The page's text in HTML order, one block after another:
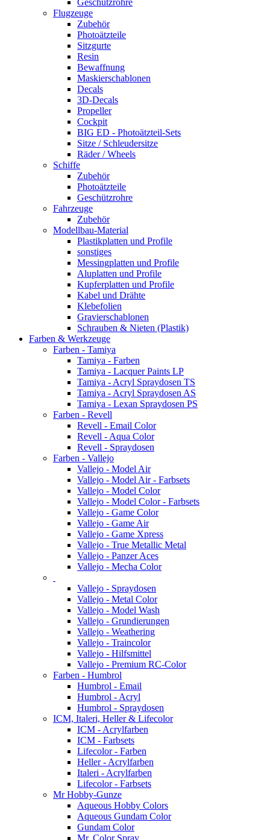
Geschützrohre
Flugzeuge
Zubehör
Photoätzteile
Sitzgurte
Resin
Bewaffnung
Maskierschablonen
Decals
3D-Decals
Propeller
Cockpit
BIG ED - Photoätzteil-Sets
Sitze / Schleudersitze
Räder / Wheels
Schiffe
Zubehör
Photoätzteile
Geschützrohre
Fahrzeuge
Zubehör
Modellbau-Material
Plastikplatten und Profile
sonstiges
Messingplatten und Profile
Aluplatten und Profile
Kupferplatten und Profile
Kabel und Drähte
Klebefolien
Gravierschablonen
Schrauben & Nieten (Plastik)
Farben & Werkzeuge
Farben - Tamiya
Tamiya - Farben
Tamiya - Lacquer Paints LP
Tamiya - Acryl Spraydosen TS
Tamiya - Acryl Spraydosen AS
Tamiya - Lexan Spraydosen PS
Farben - Revell
Revell - Email Color
Revell - Aqua Color
Revell - Spraydosen
Farben - Vallejo
Vallejo - Model Air
Vallejo - Model Air - Farbsets
Vallejo - Model Color
Vallejo - Model Color - Farbsets
Vallejo - Game Color
Vallejo - Game Air
Vallejo - Game Xpress
Vallejo - True Metallic Metal
Vallejo - Panzer Aces
Vallejo - Mecha Color
Vallejo - Spraydosen
Vallejo - Metal Color
Vallejo - Model Wash
Vallejo - Grundierungen
Vallejo - Weathering
Vallejo - Traincolor
Vallejo - Hilfsmittel
Vallejo - Premium RC-Color
Farben - Humbrol
Humbrol - Email
Humbrol - Acryl
Humbrol - Spraydosen
ICM, Italeri, Heller & Lifecolor
ICM - Acrylfarben
ICM - Farbsets
Lifecolor - Farben
Heller - Acrylfarben
Italeri - Acrylfarben
Lifecolor - Farbsets
Mr Hobby-Gunze
Aqueous Hobby Colors
Aqueous Gundam Color
Gundam Color
Mr. Color Spray